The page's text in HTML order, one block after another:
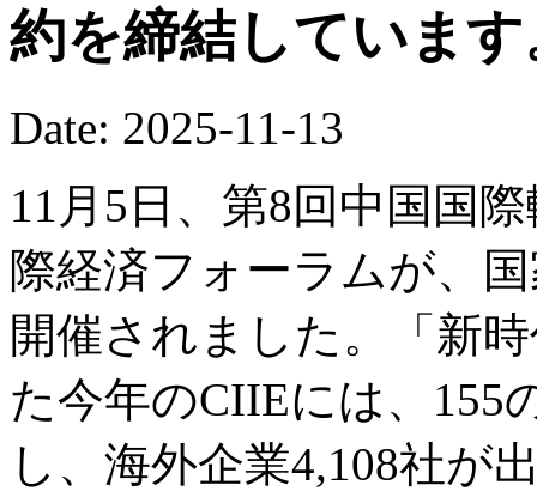
約を締結しています
Date: 2025-11-13
11月5日、第8回中国国
際経済フォーラムが、
開催されました。「新
た今年のCIIEには、155
し、海外企業4,108社が